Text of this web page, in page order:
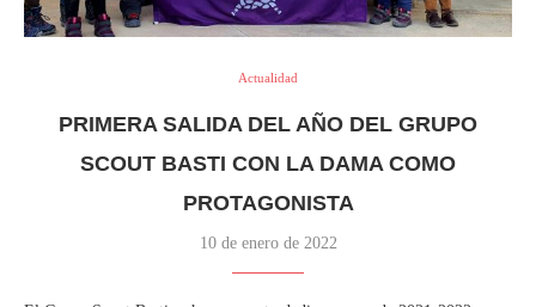
Actualidad
PRIMERA SALIDA DEL AÑO DEL GRUPO
SCOUT BASTI CON LA DAMA COMO
PROTAGONISTA
10 de enero de 2022